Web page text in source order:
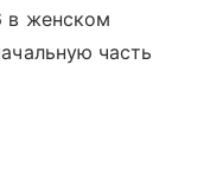
в женском
часть